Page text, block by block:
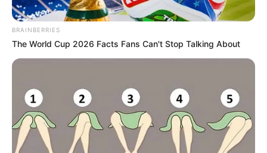
BRAINBERRIES
The World Cup 2026 Facts Fans Can't Stop Talking About